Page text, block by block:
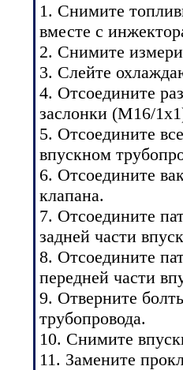
1. Снимите
вместе с
2. Снимите
3. Слейте
4. Отсоедините
заслонки (M16/
5. Отсоедините
впускном
6. Отсоедините
клапана.
7. Отсоедините
задней части
8. Отсоедините
передней части
9. Отверните
трубопровода.
10. Снимите
11. Замените